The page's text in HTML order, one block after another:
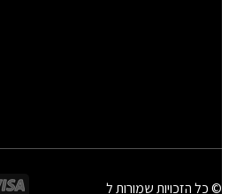
© כל הזכויות שמורות ל